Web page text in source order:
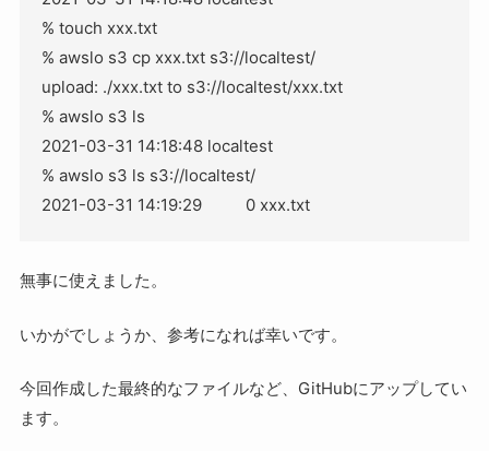
% touch xxx.txt
% awslo s3 cp xxx.txt s3://localtest/
upload: ./xxx.txt to s3://localtest/xxx.txt
% awslo s3 ls
2021-03-31 14:18:48 localtest
% awslo s3 ls s3://localtest/
2021-03-31 14:19:29          0 xxx.txt
無事に使えました。
いかがでしょうか、参考になれば幸いです。
今回作成した最終的なファイルなど、GitHubにアップしてい
ます。